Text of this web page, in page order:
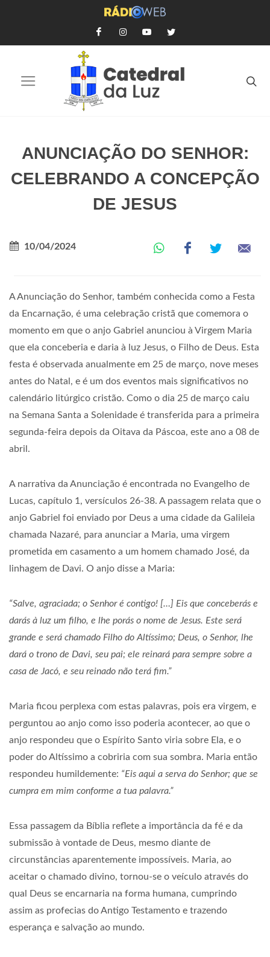
ANUNCIAÇÃO DO SENHOR:
CELEBRANDO A CONCEPÇÃO
DE JESUS
10/04/2024
A Anunciação do Senhor, também conhecida como a Festa
da Encarnação, é uma celebração cristã que comemora o
momento em que o anjo Gabriel anunciou à Virgem Maria
que ela conceberia e daria à luz Jesus, o Filho de Deus. Esta
festa é observada anualmente em 25 de março, nove meses
antes do Natal, e é um dos eventos mais significativos no
calendário litúrgico cristão. Como o dia 25 de março caiu
na Semana Santa a Solenidade é transferida para a primeira
segunda-feira depois da Oitava da Páscoa, este ano a 08 de
abril.
A narrativa da Anunciação é encontrada no Evangelho de
Lucas, capítulo 1, versículos 26-38. A passagem relata que o
anjo Gabriel foi enviado por Deus a uma cidade da Galileia
chamada Nazaré, para anunciar a Maria, uma virgem
prometida em casamento a um homem chamado José, da
linhagem de Davi. O anjo disse a Maria:
“Salve, agraciada; o Senhor é contigo! […] Eis que conceberás e
darás à luz um filho, e lhe porás o nome de Jesus. Este será
grande e será chamado Filho do Altíssimo; Deus, o Senhor, lhe
dará o trono de Davi, seu pai; ele reinará para sempre sobre a
casa de Jacó, e seu reinado não terá fim.”
Maria ficou perplexa com estas palavras, pois era virgem, e
perguntou ao anjo como isso poderia acontecer, ao que o
anjo respondeu que o Espírito Santo viria sobre Ela, e o
poder do Altíssimo a cobriria com sua sombra. Maria então
respondeu humildemente: “Eis aqui a serva do Senhor; que se
cumpra em mim conforme a tua palavra.”
Essa passagem da Bíblia reflete a importância da fé e da
submissão à vontade de Deus, mesmo diante de
circunstâncias aparentemente impossíveis. Maria, ao
aceitar o chamado divino, tornou-se o veículo através do
qual Deus se encarnaria na forma humana, cumprindo
assim as profecias do Antigo Testamento e trazendo
esperança e salvação ao mundo.